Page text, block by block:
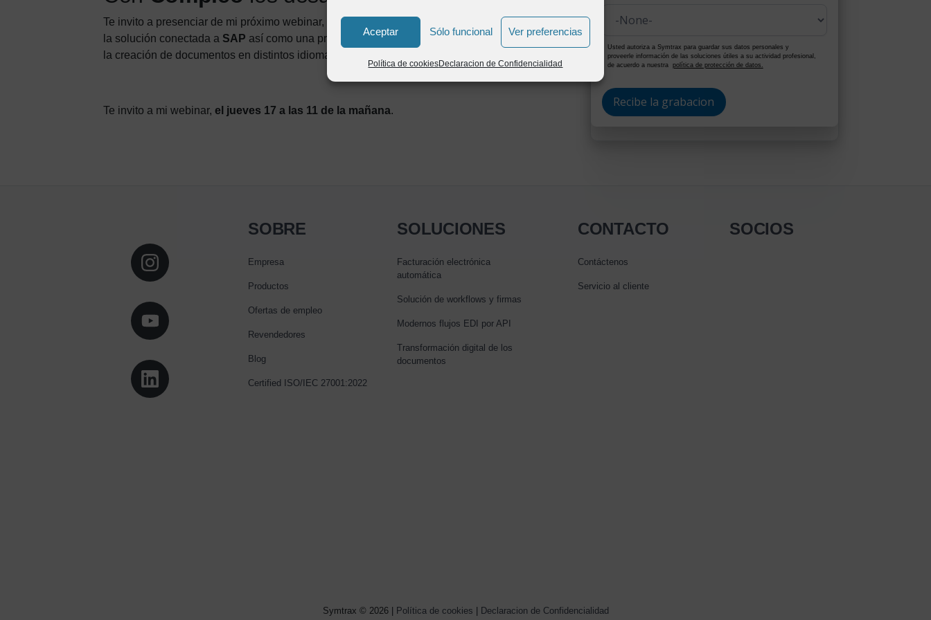
Aceptar Sólo funcional Ver preferencias
Política de cookiesDeclaracion de Confidencialidad
Te invito a presenciar de mi próximo webinar, en donde veremos una demostración práctica
la solución conectada a SAP así como una presentación de los principios de parametrización de
la creación de documentos en distintos idiomas.
Te invito a mi webinar, el jueves 17 a las 11 de la mañana.
Usted autoriza a Symtrax para guardar sus datos personales y
proveerle información de las soluciones útiles a su actividad profesional,
de acuerdo a nuestra política de protección de datos.
SOBRE
Empresa
Productos
Ofertas de empleo
Revendedores
Blog
Certified ISO/IEC 27001:2022
SOLUCIONES
Facturación electrónica
automática
Solución de workflows y firmas
Modernos flujos EDI por API
Transformación digital de los
documentos
CONTACTO
Contáctenos
Servicio al cliente
SOCIOS
Symtrax © 2026 | Política de cookies Declaracion de Confidencialidad